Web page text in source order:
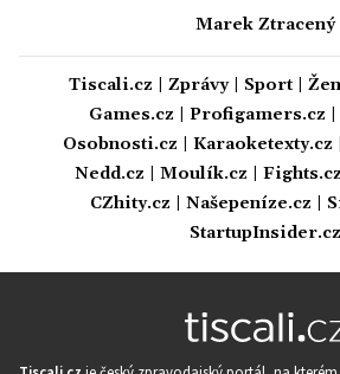
Marek Ztracený
Tiscali.cz Zprávy| Sport|
Games.cz
Profigamers.cz
Osobnosti.cz
Karaoketexty.cz
Nedd.cz
Moulík.cz Fights.cz
CZhity.cz
Našepeníze.cz
StartupInsider.cz